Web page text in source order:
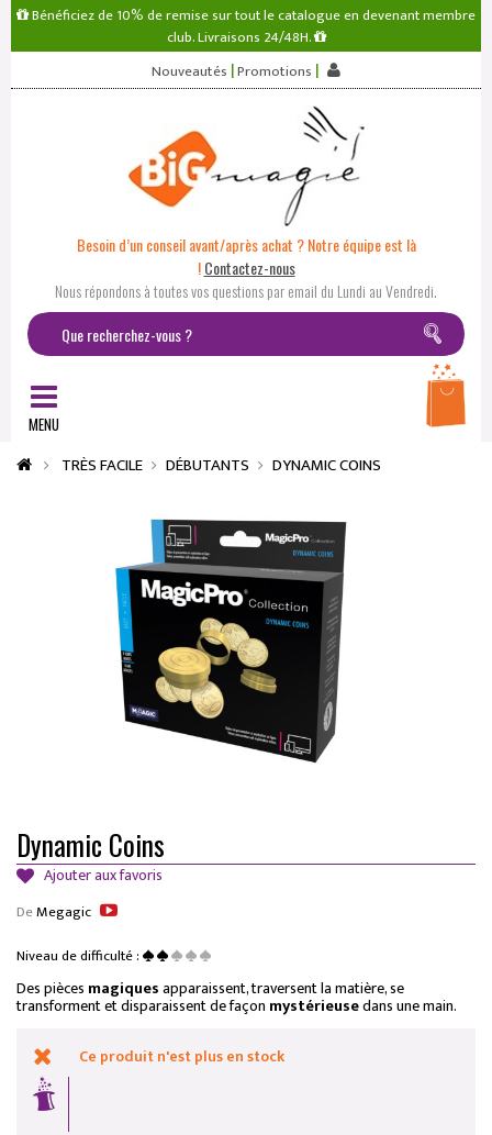
Bénéficiez de 10% de remise sur tout le catalogue en devenant membre
club. Livraisons 24/48H.
Nouveautés |Promotions |
Besoin d’un conseil avant/après achat ? Notre équipe est là
! Contactez-nous
Nous répondons à toutes vos questions par email du Lundi au Vendredi.
MENU
TRÈS FACILE DÉBUTANTS DYNAMIC COINS
Dynamic Coins
Ajouter aux favoris
DeMegagic
Niveau de difficulté :
Des pièces magiquesapparaissent, traversent la matière, se
transforment et disparaissent de façon mystérieusedans une main.
Ce produit n'est plus en stock